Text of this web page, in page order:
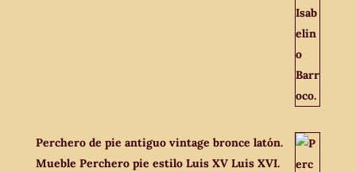
Perchero de pie antiguo vintage bronce latón.
Mueble Perchero pie estilo Luis XV Luis XVI.